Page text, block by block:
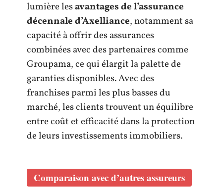
lumière lesavantages de l’assurance
décennale d’Axelliance, notamment sa
capacité à offrir des assurances
combinées avec des partenaires comme
Groupama, ce qui élargit la palette de
garanties disponibles. Avec des
franchises parmi les plus basses du
marché, les clients trouvent un équilibre
entre coût et efficacité dans la protection
de leurs investissements immobiliers.
Comparaison avec d’autres assureurs